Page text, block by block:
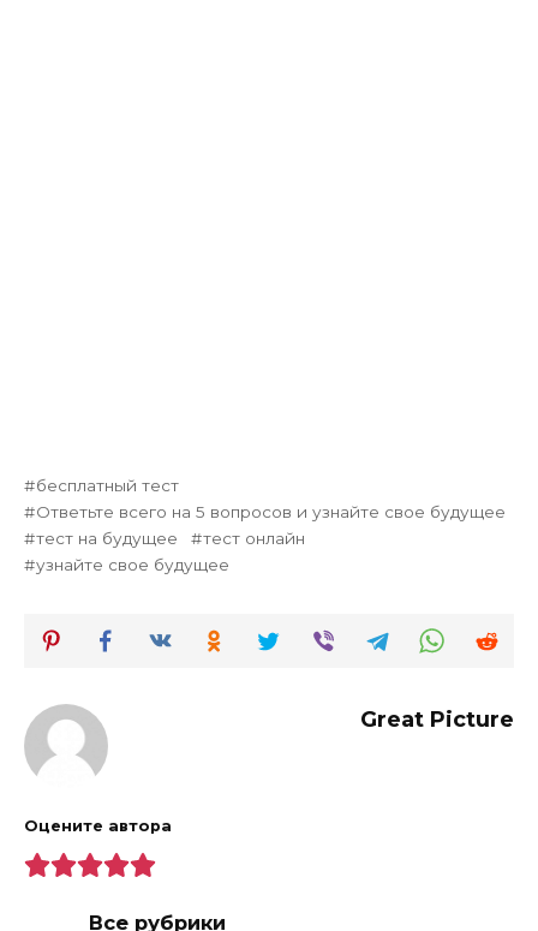
бесплатный тест
Ответьте всего на 5 вопросов и узнайте свое будущее
тест на будущее
тест онлайн
узнайте свое будущее
Great Picture
Оцените автора
Все рубрики